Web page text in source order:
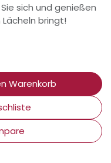
sich und genießen
bringt!
Warenkorb